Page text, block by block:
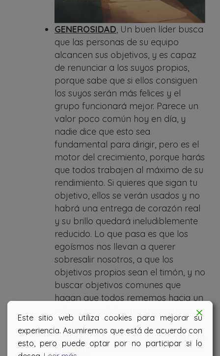
GENEROSIDAD, Un buen líder busca
que las personas de su equipo
alcancen sus objetivos, y es capaz
de renunciar a los suyos propios,
porque sabe que si ellos consiguen
los suyos serán más felices y el
grupo funcionará mejor. Parece un
valor poco común hoy en día, y
nadie dice que esto sea
fundamental para dirigir, pero es el
motor del crecimiento, porque harás
que todos trabajen al máximo de su
rendimiento. Si quieres que sigan tu
objetivo, ellos se verán usados y no
habrá una entrega de corazón real
y su brillo quedará ineludiblemente
reducido. Lo que pasa es que los
egoísmos nos llevan a querer
sobresalir nosotros, a que los
objetivos propios sean el timón, y no
buscar objetivos comunes que
hagan que todos rememos hacia un
esa tarea o misión. Un líder que fue
ejemplar en esta cualidad es Nelson
Mandela. No solo buscó el bienestar
Este sitio web utiliza cookies para mejorar su
experiencia. Asumiremos que está de acuerdo con
esto, pero puede optar por no participar si lo